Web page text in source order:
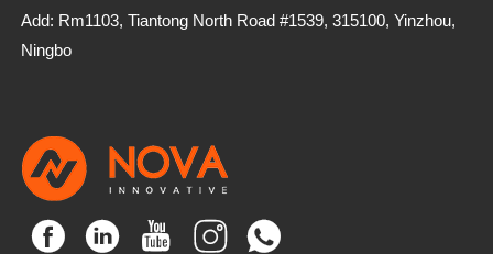
Add: Rm1103, Tiantong North Road #1539, 315100, Yinzhou,
Ningbo